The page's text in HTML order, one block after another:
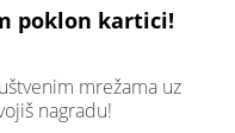
poklon kartici!
mrežama uz
nagradu!